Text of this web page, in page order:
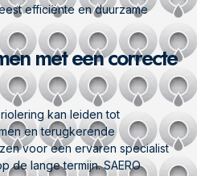
efficiënte en duurzame
met een correcte
kan leiden tot
en terugkerende
voor een ervaren specialist
de lange termijn. SAERO